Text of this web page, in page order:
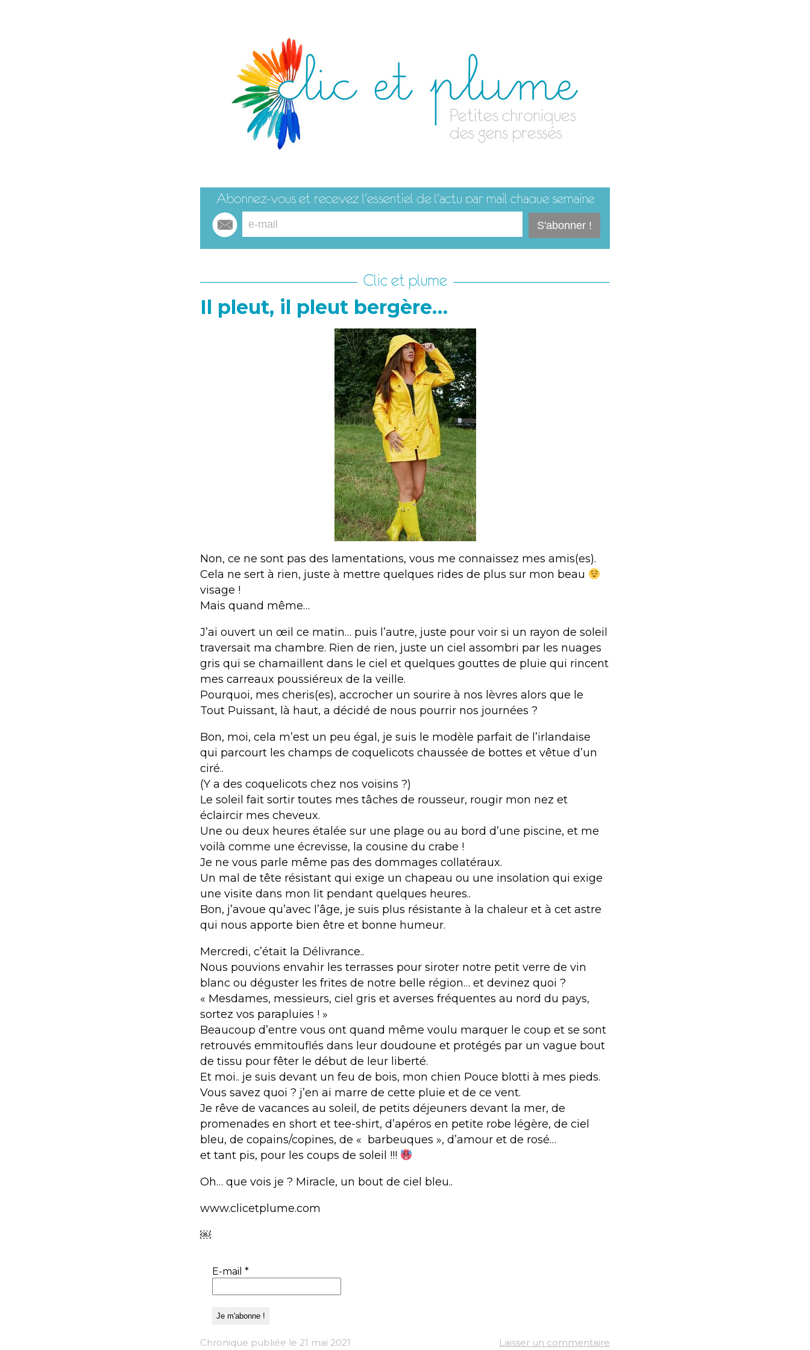
Clic et plume
Il pleut, il pleut bergère…
Non, ce ne sont pas des lamentations, vous me connaissez mes amis(es).
Cela ne sert à rien, juste à mettre quelques rides de plus sur mon beau
visage !
Mais quand même…
J’ai ouvert un œil ce matin… puis l’autre, juste pour voir si un rayon de soleil
traversait ma chambre. Rien de rien, juste un ciel assombri par les nuages
gris qui se chamaillent dans le ciel et quelques gouttes de pluie qui rincent
mes carreaux poussiéreux de la veille.
Pourquoi, mes cheris(es), accrocher un sourire à nos lèvres alors que le
Tout Puissant, là haut, a décidé de nous pourrir nos journées ?
Bon, moi, cela m’est un peu égal, je suis le modèle parfait de l’irlandaise
qui parcourt les champs de coquelicots chaussée de bottes et vêtue d’un
ciré..
(Y a des coquelicots chez nos voisins ?)
Le soleil fait sortir toutes mes tâches de rousseur, rougir mon nez et
éclaircir mes cheveux.
Une ou deux heures étalée sur une plage ou au bord d’une piscine, et me
voilà comme une écrevisse, la cousine du crabe !
Je ne vous parle même pas des dommages collatéraux.
Un mal de tête résistant qui exige un chapeau ou une insolation qui exige
une visite dans mon lit pendant quelques heures..
Bon, j’avoue qu’avec l’âge, je suis plus résistante à la chaleur et à cet astre
qui nous apporte bien être et bonne humeur.
Mercredi, c’était la Délivrance..
Nous pouvions envahir les terrasses pour siroter notre petit verre de vin
blanc ou déguster les frites de notre belle région… et devinez quoi ?
« Mesdames, messieurs, ciel gris et averses fréquentes au nord du pays,
sortez vos parapluies ! »
Beaucoup d’entre vous ont quand même voulu marquer le coup et se sont
retrouvés emmitouflés dans leur doudoune et protégés par un vague bout
de tissu pour fêter le début de leur liberté.
Et moi.. je suis devant un feu de bois, mon chien Pouce blotti à mes pieds.
Vous savez quoi ? j’en ai marre de cette pluie et de ce vent.
Je rêve de vacances au soleil, de petits déjeuners devant la mer, de
promenades en short et tee-shirt, d’apéros en petite robe légère, de ciel
bleu, de copains/copines, de « barbeuques », d’amour et de rosé…
et tant pis, pour les coups de soleil !!!
Oh… que vois je ? Miracle, un bout de ciel bleu..
www.clicetplume.com
￼
E-mail *
Chronique publiée le 21 mai 2021 Laisser un commentaire